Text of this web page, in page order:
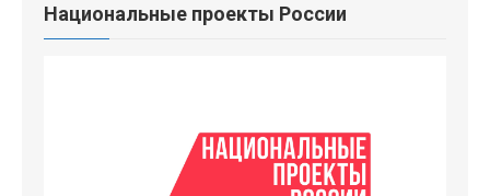
Национальные проекты России